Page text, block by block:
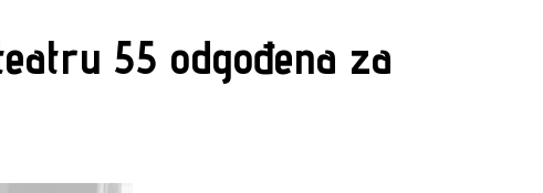
55 odgođena za